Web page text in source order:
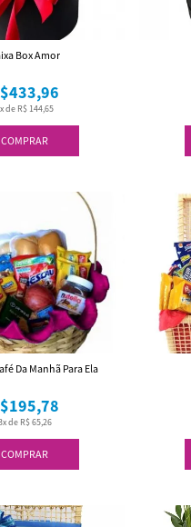
COMPRAR
de R$ 144,65
Box Amor
COMPRAR
de R$ 65,26
Da Manhã Para Ela